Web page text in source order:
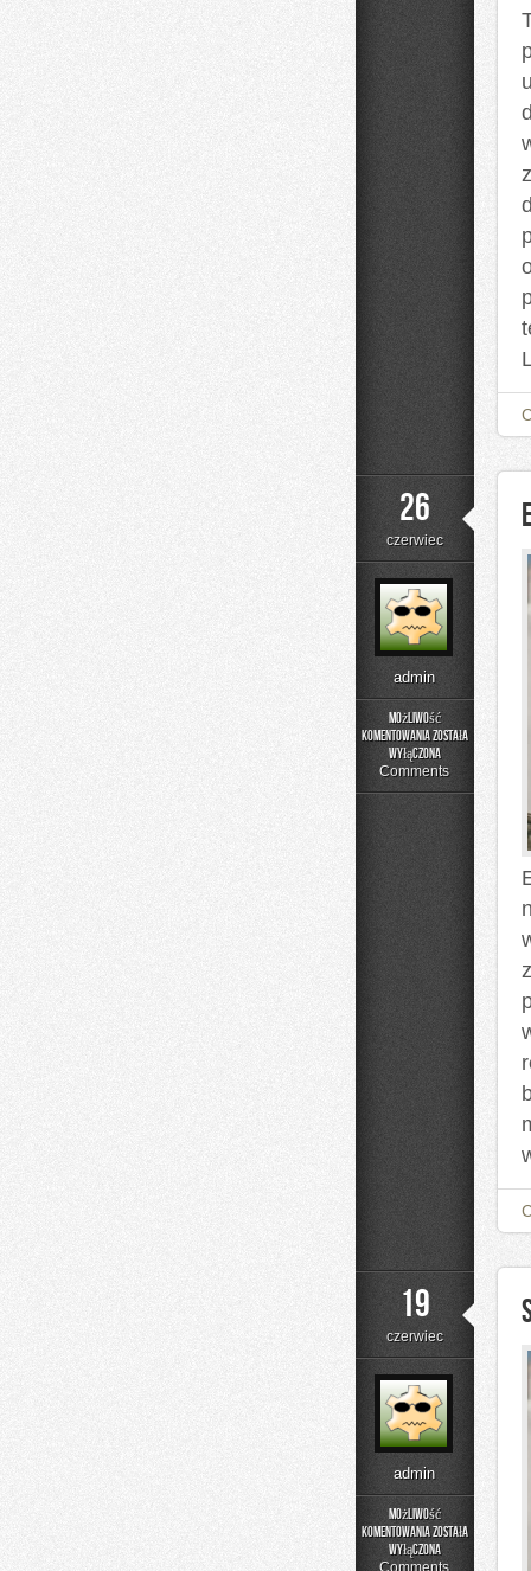
26
czerwiec
admin
Możliwość
komentowania
Edukacja
Styl
została
wyłączona
Comments
19
czerwiec
admin
Możliwość
komentowania
Składniki
została
wyłączona
Comments